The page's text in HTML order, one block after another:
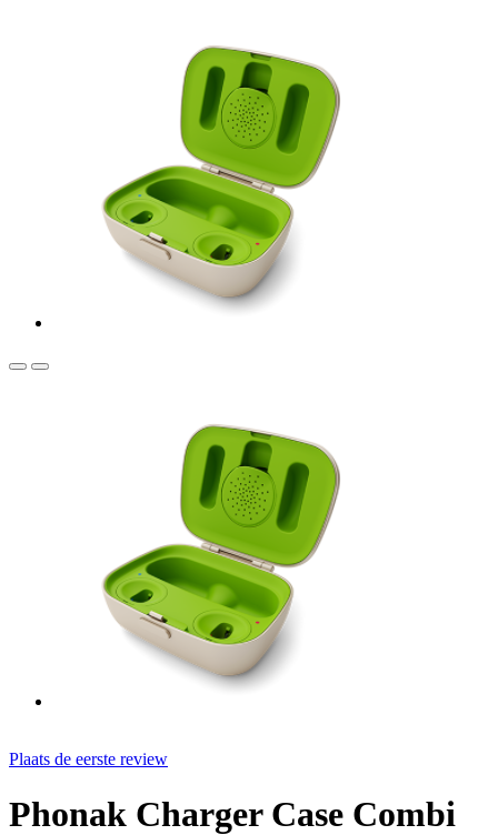
Plaats de eerste review
Phonak Charger Case Combi